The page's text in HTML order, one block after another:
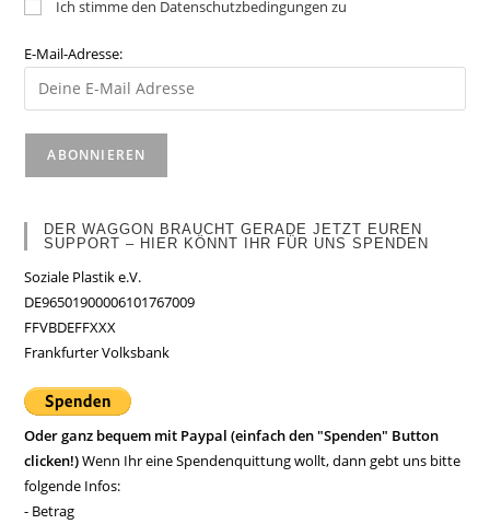
Ich stimme den Datenschutzbedingungen zu
E-Mail-Adresse:
DER WAGGON BRAUCHT GERADE JETZT EUREN
SUPPORT – HIER KÖNNT IHR FÜR UNS SPENDEN
Soziale Plastik e.V.
DE96501900006101767009
FFVBDEFFXXX
Frankfurter Volksbank
Oder ganz bequem mit Paypal (einfach den "Spenden" Button
clicken!)Wenn Ihr eine Spendenquittung wollt, dann gebt uns bitte
folgende Infos:
- Betrag